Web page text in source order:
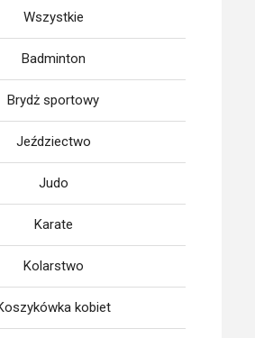
Wszystkie
Badminton
Brydż sportowy
Jeździectwo
Judo
Karate
Kolarstwo
kobiet